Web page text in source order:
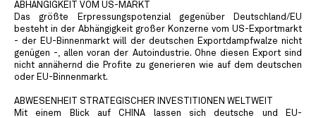
ABHÄNGIGKEIT VOM US-MARKT
Das größte Erpressungspotenzial gegenüber Deutschland/EU
besteht in der Abhängigkeit großer Konzerne vom US-Exportmarkt
- der EU-Binnenmarkt will der deutschen Exportdampfwalze nicht
genügen -, allen voran der Autoindustrie. Ohne diesen Export sind
nicht annähernd die Profite zu generieren wie auf dem deutschen
oder EU-Binnenmarkt.
ABWESENHEIT STRATEGISCHER INVESTITIONEN WELTWEIT
Mit einem Blick auf CHINA lassen sich deutsche und EU-